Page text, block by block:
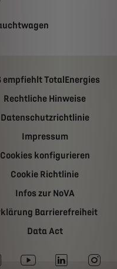
empfiehlt TotalEnergies
Rechtliche Hinweise
Datenschutzrichtlinie
Impressum
Cookies konfigurieren
Cookie Richtlinie
Infos zur NoVA
Barrierefreiheit
Data Act